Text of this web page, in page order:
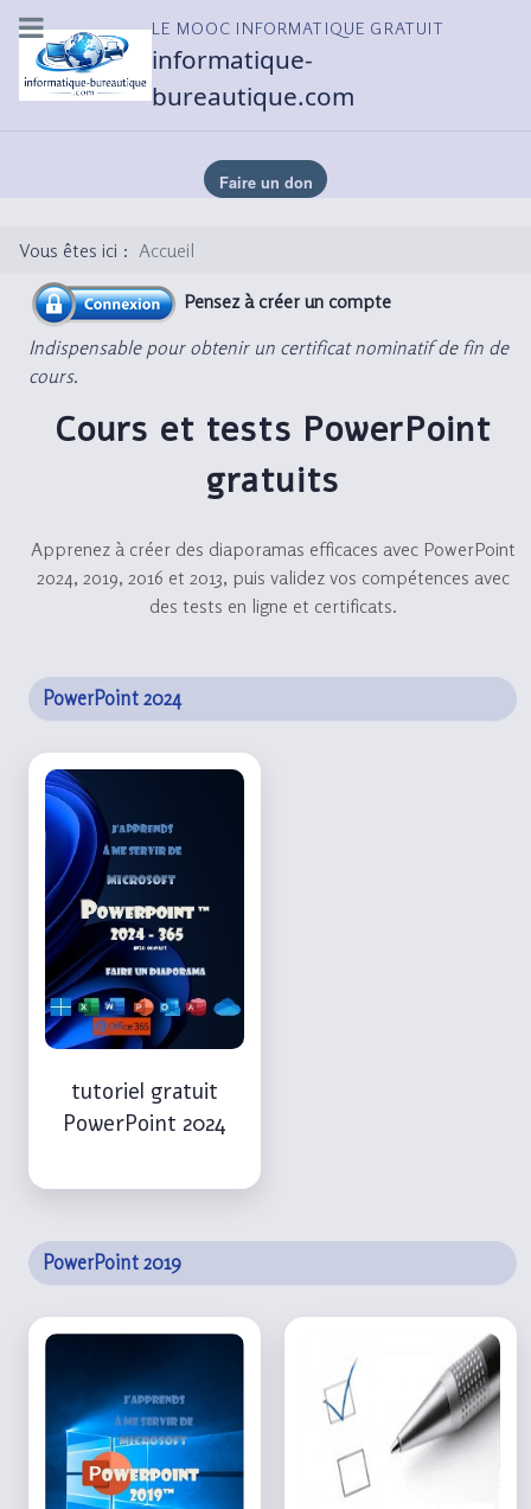
LE MOOC INFORMATIQUE GRATUIT
informatique-
bureautique.com
Vous êtes ici : Accueil
Pensez à créer un compte
Indispensable pour obtenir un certificat nominatif de fin de
cours.
Cours et tests PowerPoint
gratuits
Apprenez à créer des diaporamas efficaces avec PowerPoint
2024, 2019, 2016 et 2013, puis validez vos compétences avec
des tests en ligne et certificats.
PowerPoint 2024
tutoriel gratuit
PowerPoint 2024
PowerPoint 2019